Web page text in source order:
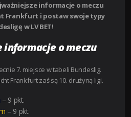
informacje o meczu
Frankfurt i postaw swoje typy
w LV BET!
informacje o meczu
7. miejsce w tabeli Bundeslig.
Frankfurt zaś są 10. drużyną ligi.
– 9 pkt.
– 9 pkt.